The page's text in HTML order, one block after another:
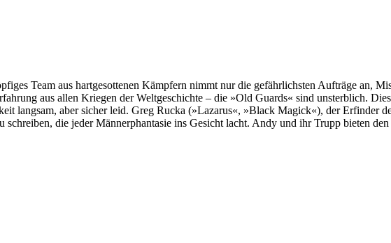
Team aus hartgesottenen Kämpfern nimmt nur die gefährlichsten Aufträge an,
aus allen Kriegen der Weltgeschichte – die »Old Guards« sind unsterblich.
langsam, aber sicher leid. Greg Rucka (»Lazarus«, »Black Magick«), der Erfinder
die jeder Männerphantasie ins Gesicht lacht. Andy und ihr Trupp bieten